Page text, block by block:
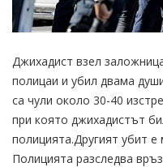
Джихадист взел
полицаи и убил двама
са чули около 30-40
при която джихадистът
полицията.Другият убит
Полицията разследва